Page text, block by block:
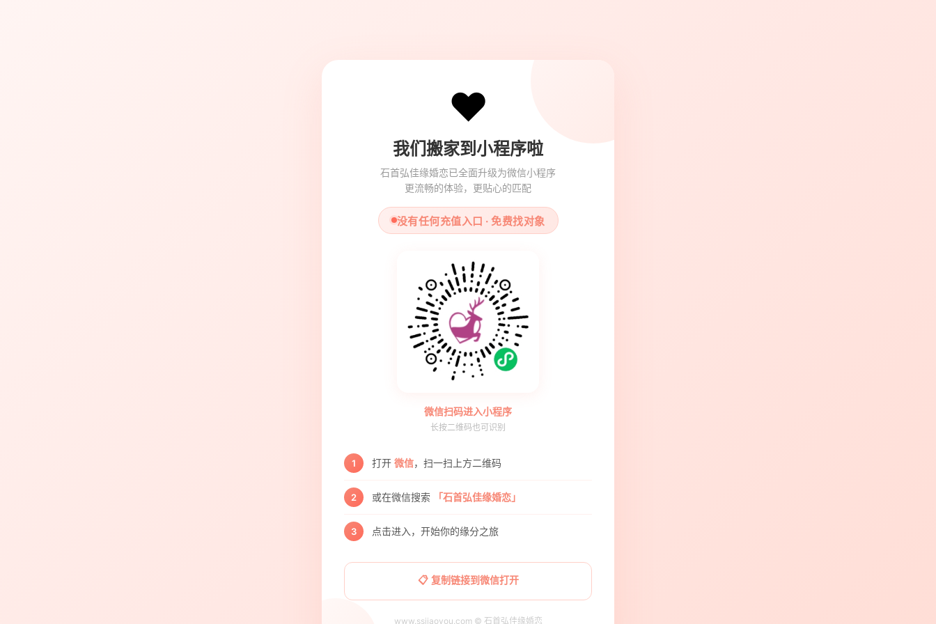
❤️
我们搬家到小程序啦
石首弘佳缘婚恋已全面升级为微信小程序
更流畅的体验，更贴心的匹配
没有任何充值入口 · 免费找对象
微信扫码进入小程序
长按二维码也可识别
1 打开 微信，扫一扫上方二维码
2 或在微信搜索 「石首弘佳缘婚恋」
3 点击进入，开始你的缘分之旅
📋 复制链接到微信打开
www.ssjiaoyou.com © 石首弘佳缘婚恋